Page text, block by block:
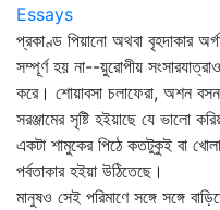
Essays
প্রকাণ্ড পিয়ানো অথবা বৃহদাকার
সম্পূর্ণ হয় না--য়ুরোপীয়
করে। শোয়াবসা চলাফেরা, অশন
সরঞ্জামের সৃষ্টি হইয়াছে যে ভালো
একটা শামুকের পিঠে কতটুকুই বা
পর্বতাকার হইয়া উঠিতেছে।
মানুষও সেই পরিমাণে সঙ্গে সঙ্গে